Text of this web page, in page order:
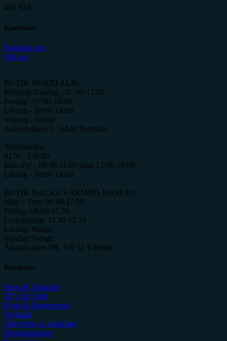
465 SEK
Kundtjänst
Kontakta oss
Om oss
BUTIK NORRTÄLJE:
Måndag-Torsdag - 07:00-17:00
Fredag - 07:00-18:00
Lördag - 10:00-14:00
Söndag - Stängt
Abborrvägen 1, 76148 Norrtälje
Telefontider:
0176 - 176 00
Mån-Fre - 08:30-11:00 samt 13:00-16:00
Lördag - 10:00-14:00
BUTIK NACKA VÄRMDÖ MASKIN:
Mån – Tors: 08.00-17.00
Fredag: 08.00-15.30
Lunchstängt: 11.30-12.15
Lördag: Stängt
Söndag: Stängt
Älvsbyvägen 9B, 139 52 Värmdö
Kategorier
Skog & Trädgård
ATV & Fritid
Bygg & Entreprenad
Verkstad
Uthyrning av maskiner
Demomaskiner